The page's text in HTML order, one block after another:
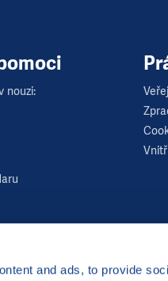
and ads, to provide
nouzi: